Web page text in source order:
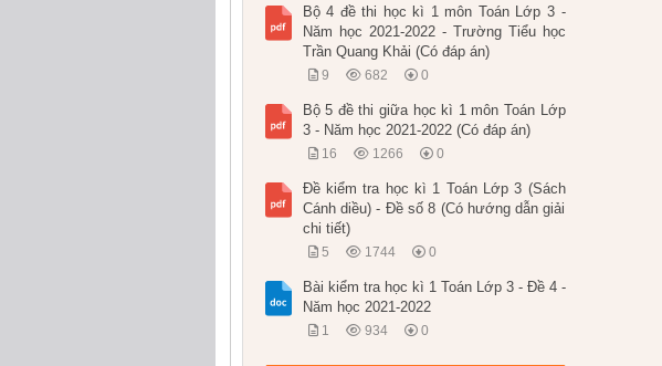
Bộ 4 đề thi học kì 1 môn Toán Lớp 3 -
Năm học 2021-2022 - Trường Tiểu học
Trần Quang Khải (Có đáp án)
9 682 0
Bộ 5 đề thi giữa học kì 1 môn Toán Lớp
3 - Năm học 2021-2022 (Có đáp án)
16 1266 0
Đề kiểm tra học kì 1 Toán Lớp 3 (Sách
Cánh diều) - Đề số 8 (Có hướng dẫn giải
chi tiết)
5 1744 0
Bài kiểm tra học kì 1 Toán Lớp 3 - Đề 4 -
Năm học 2021-2022
1 934 0